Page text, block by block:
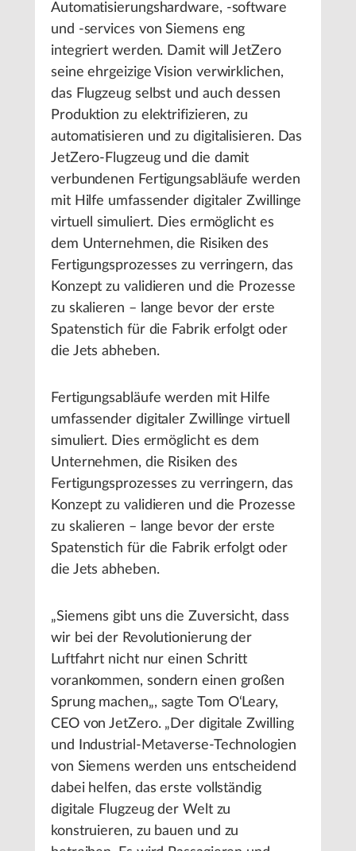
Automatisierungshardware, -software
und -services von Siemens eng
integriert werden. Damit will JetZero
seine ehrgeizige Vision verwirklichen,
das Flugzeug selbst und auch dessen
Produktion zu elektrifizieren, zu
automatisieren und zu digitalisieren. Das
JetZero-Flugzeug und die damit
verbundenen Fertigungsabläufe werden
mit Hilfe umfassender digitaler Zwillinge
virtuell simuliert. Dies ermöglicht es
dem Unternehmen, die Risiken des
Fertigungsprozesses zu verringern, das
Konzept zu validieren und die Prozesse
zu skalieren – lange bevor der erste
Spatenstich für die Fabrik erfolgt oder
die Jets abheben.
Fertigungsabläufe werden mit Hilfe
umfassender digitaler Zwillinge virtuell
simuliert. Dies ermöglicht es dem
Unternehmen, die Risiken des
Fertigungsprozesses zu verringern, das
Konzept zu validieren und die Prozesse
zu skalieren – lange bevor der erste
Spatenstich für die Fabrik erfolgt oder
die Jets abheben.
„Siemens gibt uns die Zuversicht, dass
wir bei der Revolutionierung der
Luftfahrt nicht nur einen Schritt
vorankommen, sondern einen großen
Sprung machen„, sagte Tom O‘Leary,
CEO von JetZero. „Der digitale Zwilling
und Industrial-Metaverse-Technologien
von Siemens werden uns entscheidend
dabei helfen, das erste vollständig
digitale Flugzeug der Welt zu
konstruieren, zu bauen und zu